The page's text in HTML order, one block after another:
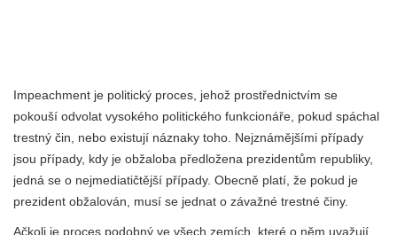
Impeachment je politický proces, jehož prostřednictvím se
pokouší odvolat vysokého politického funkcionáře, pokud spáchal
trestný čin, nebo existují náznaky toho. Nejznámějšími případy
jsou případy, kdy je obžaloba předložena prezidentům republiky,
jedná se o nejmediatičtější případy. Obecně platí, že pokud je
prezident obžalován, musí se jednat o závažné trestné činy.
Ačkoli je proces podobný ve všech zemích, které o něm uvažují,